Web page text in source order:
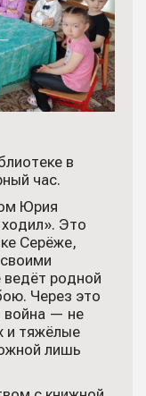
в
час.
Юрия
Это
Серёже,
ведёт родной
Через это
война — не
и тяжёлые
лишь